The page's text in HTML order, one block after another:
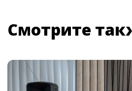
Смотрите